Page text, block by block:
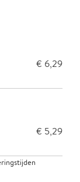
€ 6,29
€ 5,29